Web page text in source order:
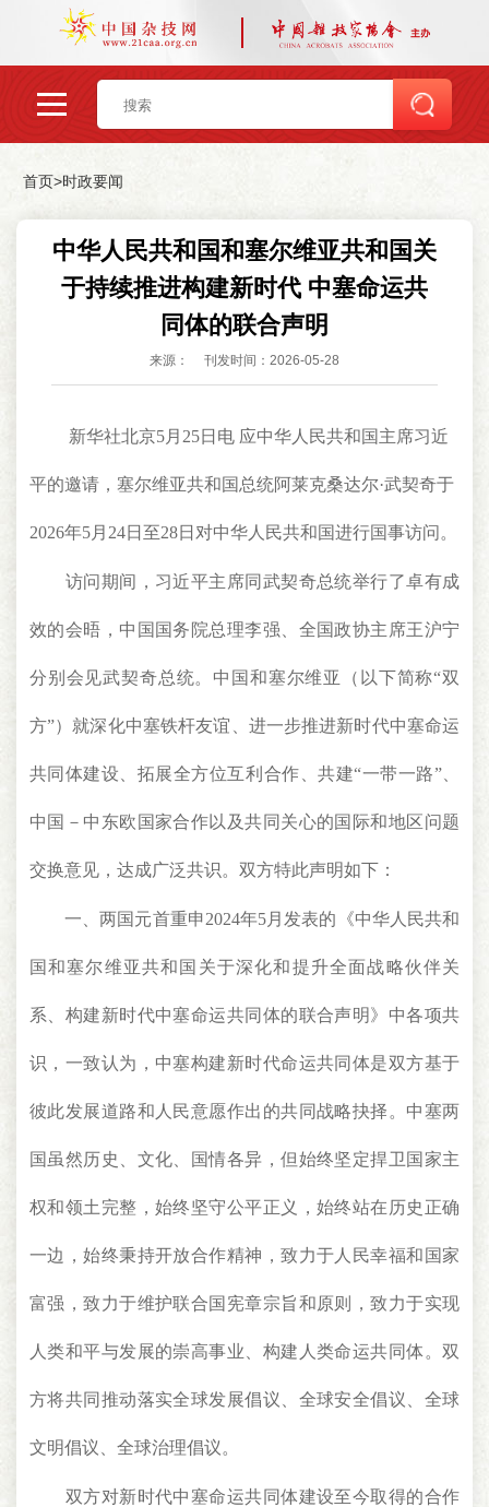
首页>时政要闻
中华人民共和国和塞尔维亚共和国关
于持续推进构建新时代 中塞命运共
同体的联合声明
来源： 刊发时间：2026-05-28
新华社北京5月25日电 应中华人民共和国主席习近
平的邀请，塞尔维亚共和国总统阿莱克桑达尔·武契奇于
2026年5月24日至28日对中华人民共和国进行国事访问。
访问期间，习近平主席同武契奇总统举行了卓有成
效的会晤，中国国务院总理李强、全国政协主席王沪宁
分别会见武契奇总统。中国和塞尔维亚（以下简称“双
方”）就深化中塞铁杆友谊、进一步推进新时代中塞命运
共同体建设、拓展全方位互利合作、共建“一带一路”、
中国－中东欧国家合作以及共同关心的国际和地区问题
交换意见，达成广泛共识。双方特此声明如下：
一、两国元首重申2024年5月发表的《中华人民共和
国和塞尔维亚共和国关于深化和提升全面战略伙伴关
系、构建新时代中塞命运共同体的联合声明》中各项共
识，一致认为，中塞构建新时代命运共同体是双方基于
彼此发展道路和人民意愿作出的共同战略抉择。中塞两
国虽然历史、文化、国情各异，但始终坚定捍卫国家主
权和领土完整，始终坚守公平正义，始终站在历史正确
一边，始终秉持开放合作精神，致力于人民幸福和国家
富强，致力于维护联合国宪章宗旨和原则，致力于实现
人类和平与发展的崇高事业、构建人类命运共同体。双
方将共同推动落实全球发展倡议、全球安全倡议、全球
文明倡议、全球治理倡议。
双方对新时代中塞命运共同体建设至今取得的合作